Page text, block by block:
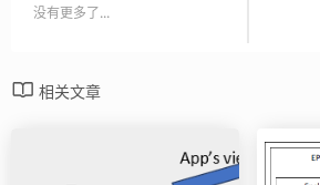
没有更多了...
相关文章